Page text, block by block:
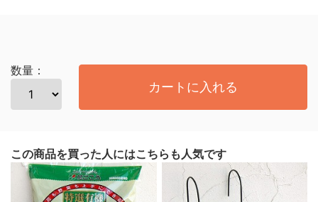
数量：
カートに入れる
この商品を買った人にはこちらも人気です